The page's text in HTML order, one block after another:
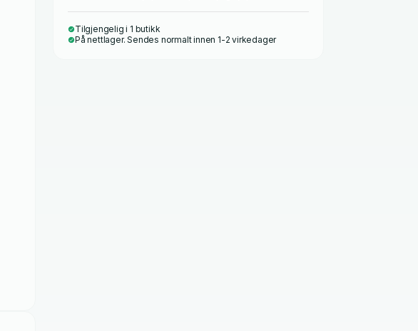
Tilgjengelig i 1 butikk
På nettlager. Sendes normalt innen 1-2 virkedager